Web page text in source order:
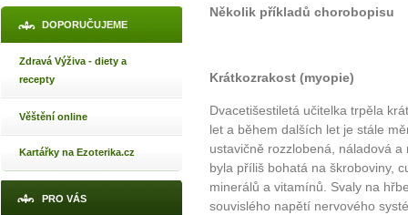
DOPORUČUJEME
Zdravá Výživa - diety a
recepty
Věštění online
Kartářky na Ezoterika.cz
PRO VÁS
Několik příkladů chorobopisu
Krátkozrakost (myopie)
Dvacetišestiletá učitelka trpěla
let a během dalších let je stále
ustavičně rozzlobená, náladová
byla příliš bohatá na škroboviny,
minerálů a vitamínů. Svaly na
souvislého napětí nervového